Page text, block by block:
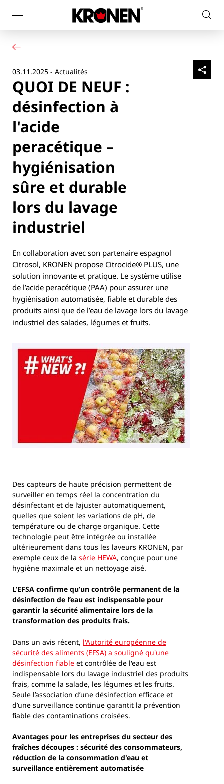
Afficher
la
navigation
latérale
Nos solutions
Actualités
L’entreprise
Contact
03.11.2025 - Actualités
QUOI DE NEUF :
désinfection à
l'acide
peracétique –
hygiénisation
sûre et durable
lors du lavage
industriel
En collaboration avec son partenaire espagnol
Citrosol, KRONEN propose Citrocide® PLUS, une
solution innovante et pratique. Le système utilise
de l’acide peracétique (PAA) pour assurer une
hygiénisation automatisée, fiable et durable des
produits ainsi que de l’eau de lavage lors du lavage
industriel des salades, légumes et fruits.
Des capteurs de haute précision permettent de
surveiller en temps réel la concentration du
désinfectant et de l’ajuster automatiquement,
quelles que soient les variations de pH, de
température ou de charge organique. Cette
technologie peut être intégrée ou installée
ultérieurement dans tous les laveurs KRONEN, par
exemple ceux de la série HEWA, conçue pour une
hygiène maximale et un nettoyage aisé.
L’EFSA confirme qu’un contrôle permanent de la
désinfection de l’eau est indispensable pour
garantir la sécurité alimentaire lors de la
transformation des produits frais.
Dans un avis récent, l'Autorité européenne de
sécurité des aliments (EFSA) a souligné qu'une
désinfection fiable et contrôlée de l'eau est
indispensable lors du lavage industriel des produits
frais, comme la salade, les légumes et les fruits.
Seule l’association d’une désinfection efficace et
d’une surveillance continue garantit la prévention
fiable des contaminations croisées.
Avantages pour les entreprises du secteur des
fraîches découpes : sécurité des consommateurs,
réduction de la consommation d'eau et
surveillance entièrement automatisée